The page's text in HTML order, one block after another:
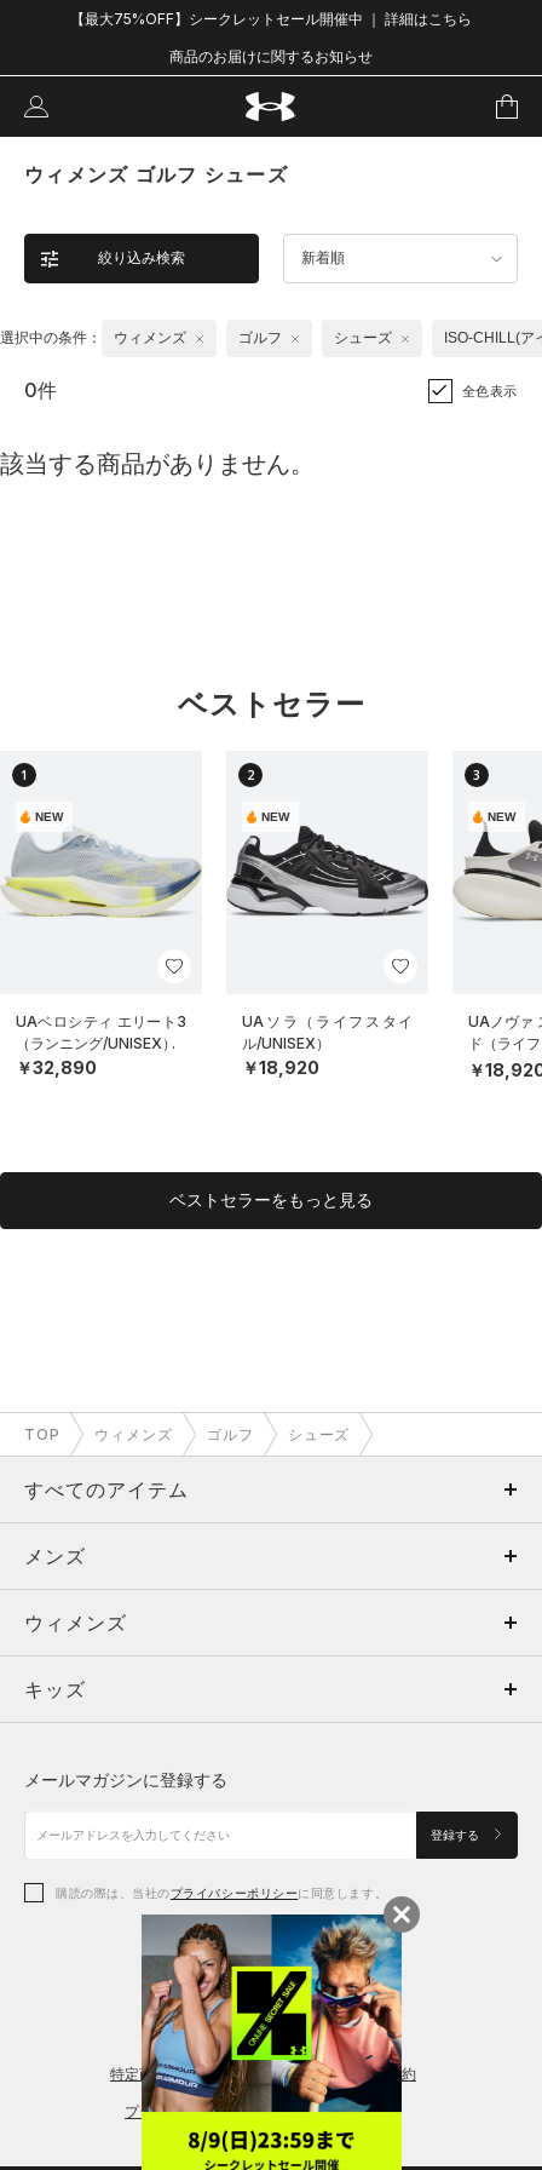
【最大75%OFF】シークレットセール開催中 ｜ 詳細はこちら
商品のお届けに関するお知らせ
ウィメンズ ゴルフ シューズ
絞り込み検索 新着順
選択中の条件： ウィメンズ ゴルフ シューズ ISO-CHILL(ア
0件 全色表示
該当する商品がありません。
ベストセラー
1
NEW
UAベロシティ エリート3
（ランニング/UNISEX）
￥32,890
2
NEW
UAソラ（ライフスタイ
ル/UNISEX）
￥18,920
3
NEW
UAノヴァ
ド（ライ
EX）
￥
ベストセラーをもっと見る
TOP ウィメンズ ゴルフ シューズ
すべてのアイテム
メンズ
ウィメンズ
キッズ
アクセサリー
メンズ
トップス
ボトムス
アクセサリー
ウィメンズ
トップス
シューズ
アクセサリー
レギンス＆タイツ
キッズ
シューズ
メールマガジンに登録する
登録する
購読の際は、当社のプライバシーポリシーに同意します。
特定商取引法に基づく通販の表記 会員規約
プライバシーポリシー